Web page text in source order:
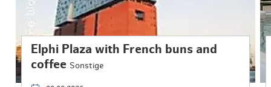
Elphi Plaza with French buns and
coffee Sonstige